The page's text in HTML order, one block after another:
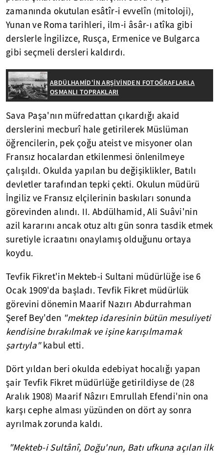
zamanında okutulan esâtîr-i evvelîn (mitoloji),
Yunan ve Roma tarihleri, ilm-i âsâr-ı atîka gibi
derslerle İngilizce, Rusça, Ermenice ve Bulgarca
gibi seçmeli dersleri kaldırdı.
ABDÜLHAMİD'İN ARŞİVİNDEN FOTOĞRAFLARLA
OSMANLI TOPRAKLARI
Sava Paşa'nın müfredattan çıkardığı akaid
derslerini mecburî hale getirilerek Müslüman
öğrencilerin, pek çoğu ateist ve misyoner olan
Fransız hocalardan etkilenmesi önlenilmeye
çalışıldı. Okulda yapılan bu değişiklikler, Batılı
devletler tarafından tepki çekti. Okulun müdürü
İngiliz ve Fransız elçilerinin baskıları sonunda
görevinden alındı. II. Abdülhamid, Ali Suâvi'nin
azil kararını ancak otuz altı gün sonra tasdik etmek
suretiyle icraatını onaylamış olduğunu ortaya
koydu.
Tevfik Fikret'in Mekteb-i Sultani müdürlüğe ise 6
Ocak 1909'da başladı. Tevfik Fikret müdürlük
görevini dönemin Maarif Nazırı Abdurrahman
Şeref Bey'den "mektep idaresinin bütün mesuliyeti
kendisine bırakılmak ve işine karışılmamak
şartıyla"kabul etti.
Dört yıldan beri okulda edebiyat hocalığı yapan
şair Tevfik Fikret müdürlüğe getirildiyse de (28
Aralık 1908) Maarif Nâzırı Emrullah Efendi'nin ona
karşı cephe alması yüzünden on dört ay sonra
ayrılmak zorunda kaldı.
"Mekteb-i Sultânî, Doğu'nun, Batı ufkuna açılan ilk